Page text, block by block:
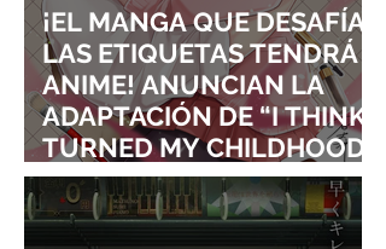
¡EL MANGA QUE DESAFÍA
LAS ETIQUETAS TENDRÁ
ANIME! ANUNCIAN LA
ADAPTACIÓN DE “I THINK I
TURNED MY CHILDHOOD
FRIEND INTO A GIRL”